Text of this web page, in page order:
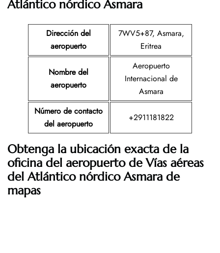
Atlántico nórdico Asmara
Dirección del
aeropuerto
7WV5+87, Asmara,
Eritrea
Nombre del
aeropuerto
Aeropuerto
Internacional de
Asmara
Número de contacto
del aeropuerto
+2911181822
Obtenga la ubicación exacta de la
oficina del aeropuerto de Vías aéreas
del Atlántico nórdico Asmara de
mapas